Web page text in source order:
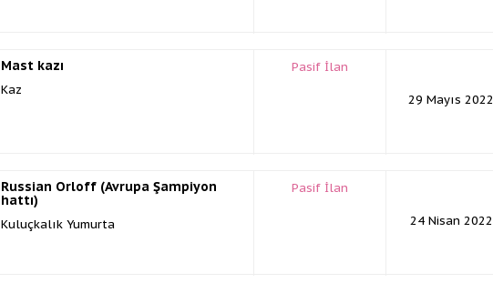
Mast kazı
Kaz
Pasif İlan
29 Mayıs 2022
Russian Orloff (Avrupa Şampiyon
hattı)
Kuluçkalık Yumurta
Pasif İlan
24 Nisan 2022